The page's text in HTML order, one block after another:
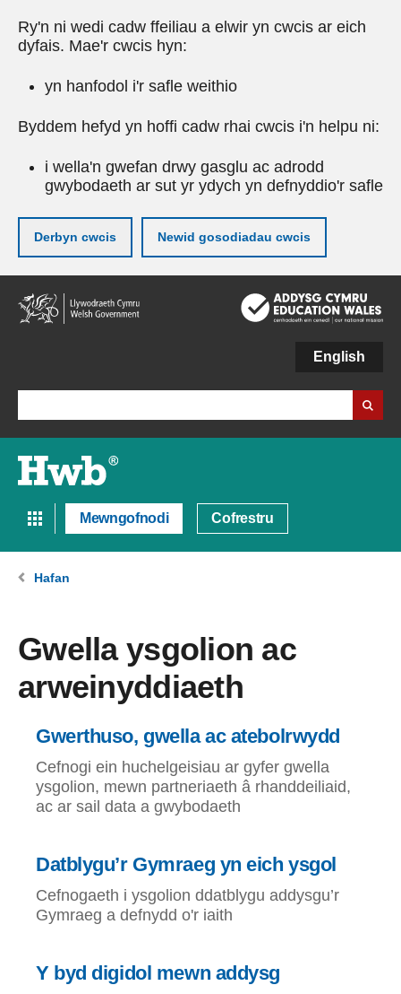
Ry'n ni wedi cadw ffeiliau a elwir yn cwcis ar eich
dyfais. Mae'r cwcis hyn:
yn hanfodol i'r safle weithio
Byddem hefyd yn hoffi cadw rhai cwcis i'n helpu ni:
i wella'n gwefan drwy gasglu ac adrodd
gwybodaeth ar sut yr ydych yn defnyddio'r safle
Derbyn cwcis Newid gosodiadau cwcis
Neidio
i'r
prif
English
Mewngofnodi Cofrestru
Hafan
Gwella ysgolion ac
arweinyddiaeth
Gwerthuso, gwella ac atebolrwydd
Cefnogi ein huchelgeisiau ar gyfer gwella
ysgolion, mewn partneriaeth â rhanddeiliaid,
ac ar sail data a gwybodaeth
Datblygu’r Gymraeg yn eich ysgol
Cefnogaeth i ysgolion ddatblygu addysgu’r
Gymraeg a defnydd o'r iaith
Y byd digidol mewn addysg